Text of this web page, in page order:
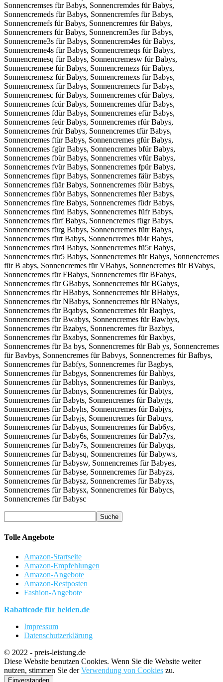
Tolle Angebote
Amazon-Startseite
Amazon-Empfehlungen
Amazon-Angebote
Amazon-Restposten
Fashion-Angebote
Rabattcode für helden.de
Impressum
Datenschutzerklärung
© 2022 - preis-leistung.de
Diese Website benutzen Cookies. Wenn Sie die Website weiter
nutzen, stimmen Sie derVerwendung von Cookies zu.
Einverstanden